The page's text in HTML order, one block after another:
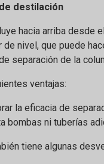
destilación
hacia arriba desde
nivel, que puede
separación de la
ventajas:
la eficacia de
bombas ni tuberías
tiene algunas